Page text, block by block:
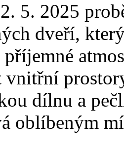
5. 2025
dveří,
příjemné
vnitřní
dílnu a
oblíbeným